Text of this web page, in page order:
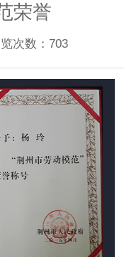
荣誉
次数： 703